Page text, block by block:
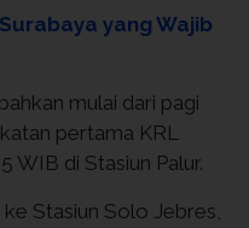
yang Wajib
mulai dari pagi
pertama KRL
WIB di Stasiun Palur.
Stasiun Solo Jebres,